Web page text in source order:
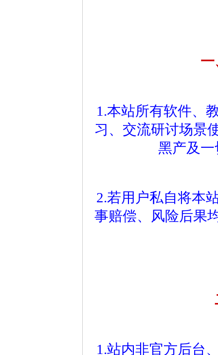
一
1.本站所有软件、
习、交流研讨场景
黑产及
2.若用户私自将本
事赔偿、风险后果
1.站内非官方后台